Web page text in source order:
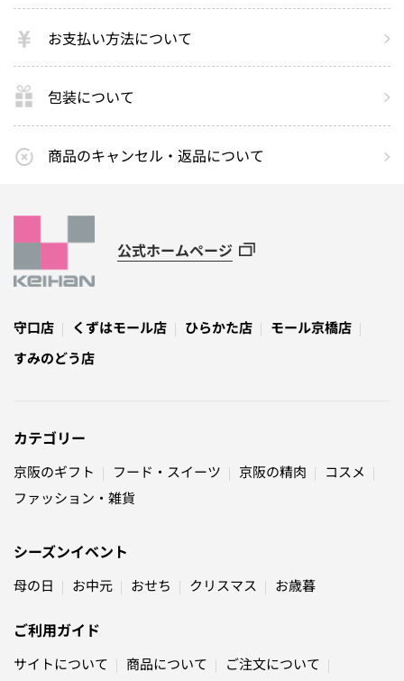
お支払い方法について
包装について
商品のキャンセル・返品について
公式ホームページ
守口店 くずはモール店 ひらかた店
モール京橋店
すみのどう店
カテゴリー
京阪のギフト フード・スイーツ 京阪の精肉
コスメ
ファッション・雑貨
シーズンイベント
母の日 お中元 おせち クリスマス お歳暮
ご利用ガイド
サイトについて 商品について
ご注文について